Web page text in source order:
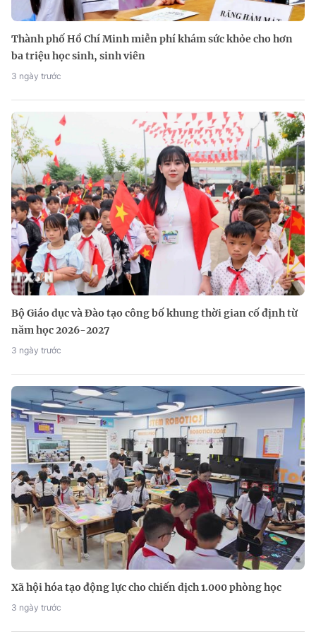
Thành phố Hồ Chí Minh miễn phí khám sức khỏe cho hơn
ba triệu học sinh, sinh viên
3 ngày trước
Bộ Giáo dục và Đào tạo công bố khung thời gian cố định từ
năm học 2026-2027
3 ngày trước
Xã hội hóa tạo động lực cho chiến dịch 1.000 phòng học
3 ngày trước